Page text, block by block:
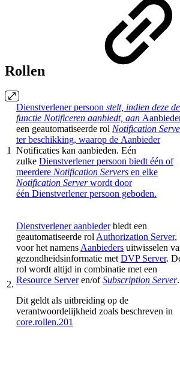
Rollen
1
Dienstverlener persoon stelt, indien deze de
functie Notificeren aanbiedt, aan
een geautomatiseerde rol Notification
ter beschikking, waarop de Aanbieder
Notificaties kan aanbieden. Eén
zulke Dienstverlener persoon biedt één of
meerdere Notification Servers en elke
Notification Serverwordt door
één Dienstverlener persoon geboden.
2.
Dienstverlener aanbiederbiedt een
geautomatiseerde rolAuthorization Server,
voor het namensAanbieders uitwisselen
gezondheidsinformatie metDVP Server.
rol wordt altijd in combinatie met een
Resource Serveren/ofSubscription Server.
Dit geldt als uitbreiding op de
verantwoordelijkheid zoals beschreven in
core.rollen.201